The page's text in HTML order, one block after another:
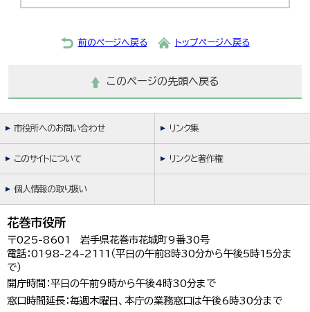
前のページへ戻る トップページへ戻る
このページの先頭へ戻る
市役所へのお問い合わせ リンク集
このサイトについて リンクと著作権
個人情報の取り扱い
花巻市役所
〒025-8601 岩手県花巻市花城町9番30号
電話：0198-24-2111（平日の午前8時30分から午後5時15分ま
で）
開庁時間：平日の午前9時から午後4時30分まで
窓口時間延長：毎週木曜日、本庁の業務窓口は午後6時30分まで